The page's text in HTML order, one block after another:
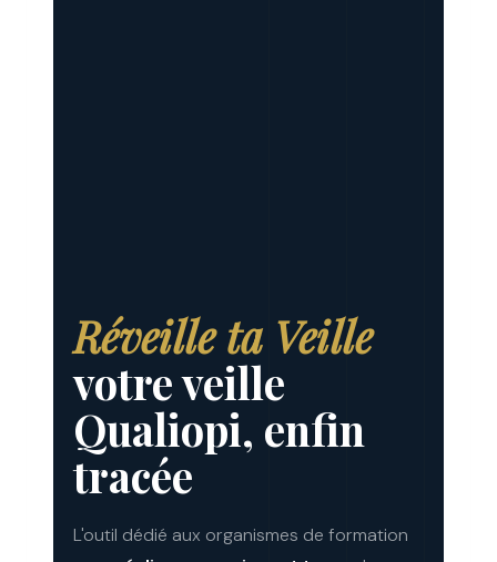
Réveille ta Veille
votre veille
Qualiopi, enfin
tracée
L'outil dédié aux organismes de formation